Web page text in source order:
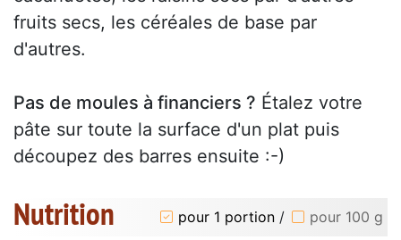
fruits secs, les céréales de base par
d'autres.
Pas de moules à financiers ? Étalez votre
pâte sur toute la surface d'un plat puis
découpez des barres ensuite :-)
Nutrition pour 1 portion / pour 100 g